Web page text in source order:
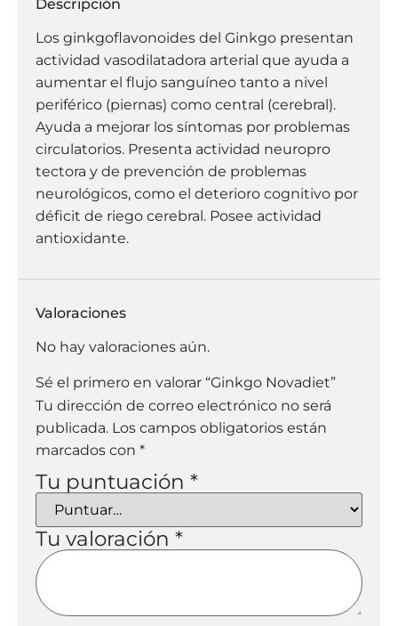
Descripción
Los ginkgoflavonoides del Ginkgo presentan
actividad vasodilatadora arterial que ayuda a
aumentar el flujo sanguíneo tanto a nivel
periférico (piernas) como central (cerebral).
Ayuda a mejorar los síntomas por problemas
circulatorios. Presenta actividad neuropro
tectora y de prevención de problemas
neurológicos, como el deterioro cognitivo por
déficit de riego cerebral. Posee actividad
antioxidante.
Valoraciones
No hay valoraciones aún.
Sé el primero en valorar “Ginkgo Novadiet”
Tu dirección de correo electrónico no será
publicada. Los campos obligatorios están
marcados con *
Tu puntuación *
Tu valoración *